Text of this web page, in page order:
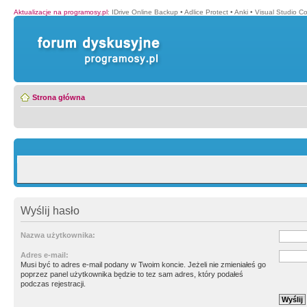
Aktualizacje na programosy.pl: IDrive Online Backup • Adlice Protect • Anki • Visual Studio
Strona główna
Wyślij hasło
Nazwa użytkownika:
Adres e-mail:
Musi być to adres e-mail podany w Twoim koncie. Jeżeli nie zmieniałeś go
poprzez panel użytkownika będzie to tez sam adres, który podałeś
podczas rejestracji.